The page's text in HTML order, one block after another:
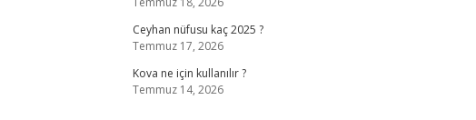
Ceyhan nüfusu kaç 2025 ?
Temmuz 17, 2026
Kova ne için kullanılır ?
Temmuz 14, 2026